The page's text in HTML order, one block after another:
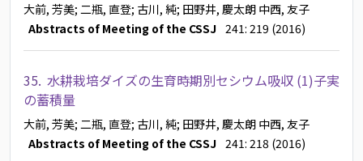
大前, 芳美; 二瓶, 直登; 古川, 純; 田野井, 慶太朗 中西, 友子
Abstracts of Meeting of the CSSJ 241: 219 (2016)
35. 水耕栽培ダイズの生育時期別セシウム吸収 (1)子実
の蓄積量
大前, 芳美; 二瓶, 直登; 古川, 純; 田野井, 慶太朗 中西, 友子
Abstracts of Meeting of the CSSJ 241: 218 (2016)